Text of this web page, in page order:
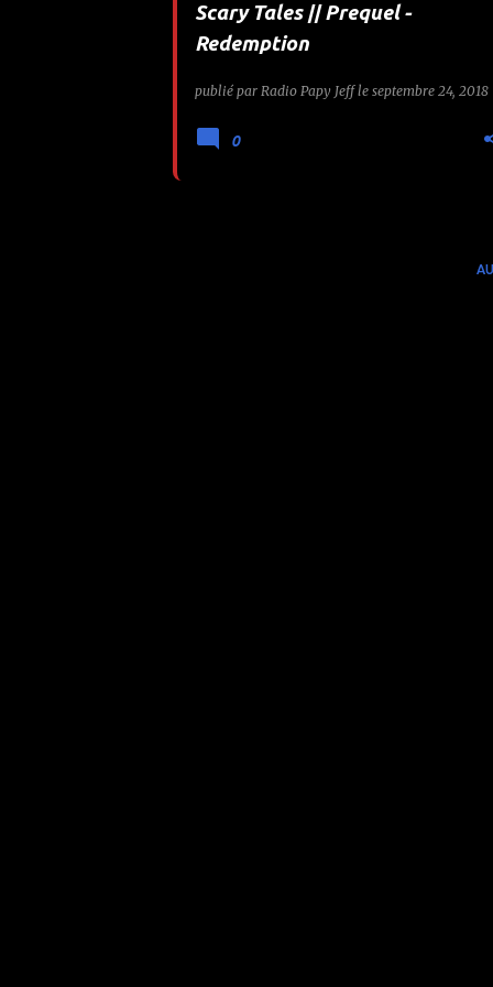
Scary Tales || Prequel -
Redemption
publié par Radio Papy Jeff le septembre 24, 2018
0